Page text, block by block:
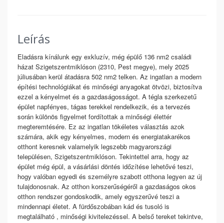
Leírás
Eladásra kínálunk egy exkluzív, még épülő 136 nm2 családi
házat Szigetszentmiklóson (2310, Pest megye), mely 2025
júliusában kerül átadásra 502 nm2 telken. Az ingatlan a modern
építési technológiákat és minőségi anyagokat ötvözi, biztosítva
ezzel a kényelmet és a gazdaságosságot. A tégla szerkezetű
épület napfényes, tágas terekkel rendelkezik, és a tervezés
során különös figyelmet fordítottak a minőségi élettér
megteremtésére. Ez az ingatlan tökéletes választás azok
számára, akik egy kényelmes, modern és energiatakarékos
otthont keresnek valamelyik legszebb magyarországi
településen, Szigetszentmiklóson. Tekintettel arra, hogy az
épület még épül, a vásárlási döntés időzítése lehetővé teszi,
hogy valóban egyedi és személyre szabott otthona legyen az új
tulajdonosnak. Az otthon korszerűségéről a gazdaságos okos
otthon rendszer gondoskodik, amely egyszerűvé teszi a
mindennapi életet. A fürdőszobában kád és tusoló is
megtalálható , minőségi kivitelezéssel. A belső tereket tekintve,